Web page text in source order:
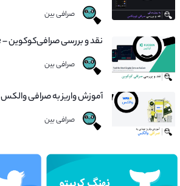
صرافی بین
نقد و بررسی صرافی‌کوکوین – Kucoin Exchange
صرافی بین
آموزش واریز به صرافی والکس
صرافی بین